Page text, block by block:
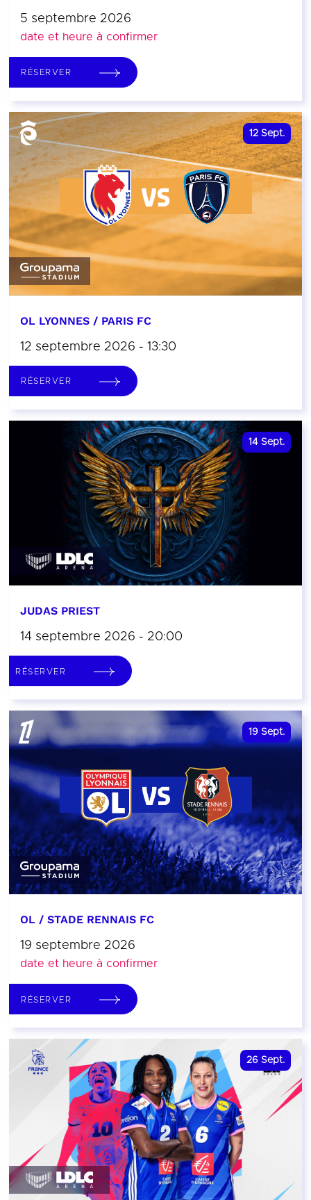
5 septembre 2026
date et heure à confirmer
RÉSERVER
12 Sept.
OL LYONNES / PARIS FC
12 septembre 2026 - 13:30
RÉSERVER
14 Sept.
JUDAS PRIEST
14 septembre 2026 - 20:00
RÉSERVER
19 Sept.
OL / STADE RENNAIS FC
19 septembre 2026
date et heure à confirmer
RÉSERVER
26 Sept.